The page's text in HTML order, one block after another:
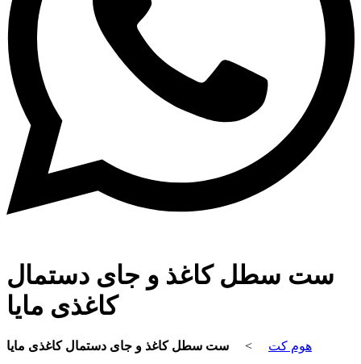
ست سطل کاغذ و جای دستمال
کاغذی مایا
هوم کت > ست سطل کاغذ و جای دستمال کاغذی مایا